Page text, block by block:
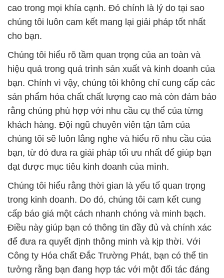
cao trong mọi khía cạnh. Đó chính là lý do tại sao
chúng tôi luôn cam kết mang lại giải pháp tốt nhất
cho bạn.
Chúng tôi hiểu rõ tầm quan trọng của an toàn và
hiệu quả trong quá trình sản xuất và kinh doanh của
bạn. Chính vì vậy, chúng tôi không chỉ cung cấp các
sản phẩm hóa chất chất lượng cao mà còn đảm bảo
rằng chúng phù hợp với nhu cầu cụ thể của từng
khách hàng. Đội ngũ chuyên viên tận tâm của
chúng tôi sẽ luôn lắng nghe và hiểu rõ nhu cầu của
bạn, từ đó đưa ra giải pháp tối ưu nhất để giúp bạn
đạt được mục tiêu kinh doanh của mình.
Chúng tôi hiểu rằng thời gian là yếu tố quan trọng
trong kinh doanh. Do đó, chúng tôi cam kết cung
cấp báo giá một cách nhanh chóng và minh bạch.
Điều này giúp bạn có thông tin đầy đủ và chính xác
để đưa ra quyết định thông minh và kịp thời. Với
Công ty Hóa chất Đắc Trường Phát, bạn có thể tin
tưởng rằng bạn đang hợp tác với một đối tác đáng